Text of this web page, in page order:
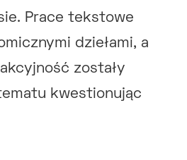
Prace tekstowe
dziełami, a
zostały
kwestionując